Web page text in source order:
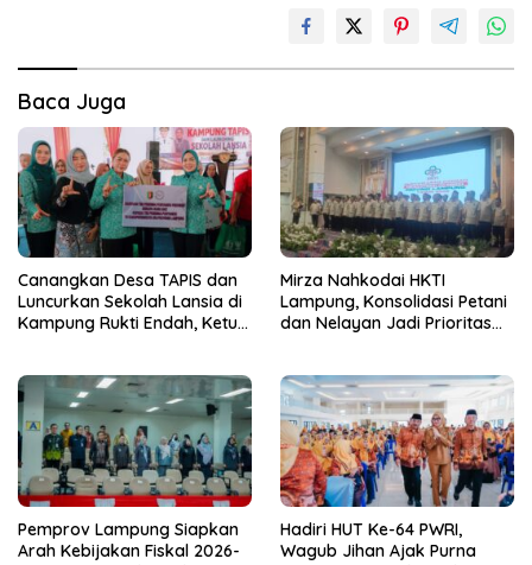
Baca Juga
Canangkan Desa TAPIS dan
Luncurkan Sekolah Lansia di
Kampung Rukti Endah, Ketua
dari Desa
Mirza Nahkodai HKTI
Lampung, Konsolidasi Petani
dan Nelayan Jadi Prioritas
Pemprov Lampung Siapkan
Arah Kebijakan Fiskal 2026-
Hadiri HUT Ke-64 PWRI,
Wagub Jihan Ajak Purna